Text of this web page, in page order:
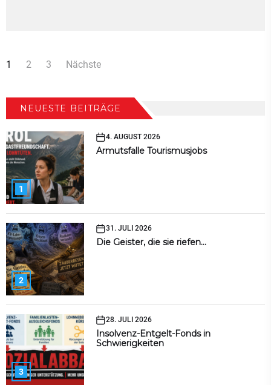
Seitennummerierung
Beiträge
1 2 3 Nächste
NEUESTE BEITRÄGE
1
4. AUGUST 2026
Armutsfalle Tourismusjobs
2
31. JULI 2026
Die Geister, die sie riefen…
3
28. JULI 2026
Insolvenz-Entgelt-Fonds in
Schwierigkeiten